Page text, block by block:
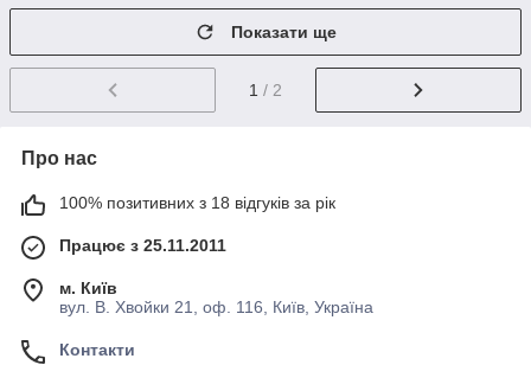
Показати ще
1 / 2
Про нас
100% позитивних з 18 відгуків за рік
Працює з 25.11.2011
м. Київ
вул. В. Хвойки 21, оф. 116, Київ, Україна
Контакти